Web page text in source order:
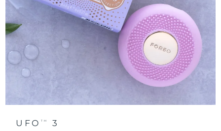
UFO TM 3